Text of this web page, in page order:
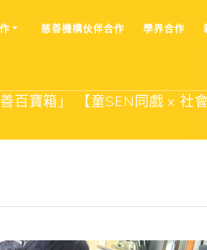
慈善機構伙伴合作 學界合作
百寶箱」 【童SEN同戲 x 社